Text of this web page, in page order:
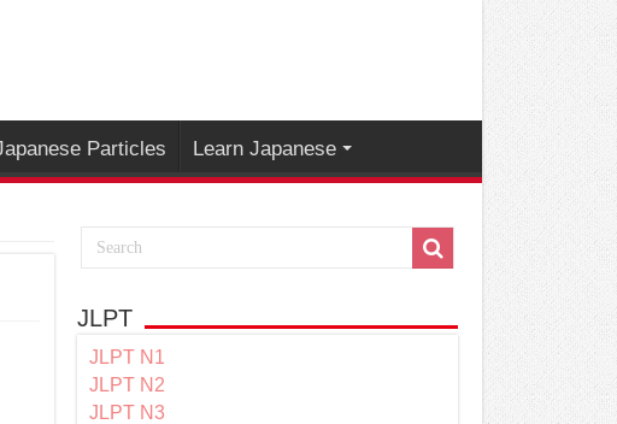
Particles Learn Japanese
JLPT
JLPT N1
JLPT N2
JLPT N3